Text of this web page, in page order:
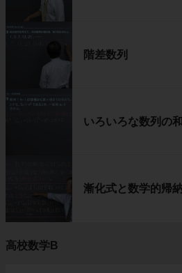
階差数列
いろいろな数列の和
漸化式と数学的帰
高校数学B